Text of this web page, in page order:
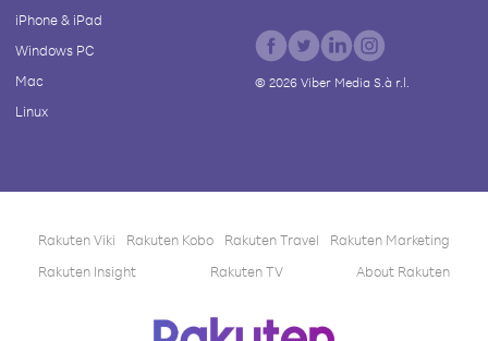
iPhone & iPad
Windows PC
Mac
Linux
© 2026Viber Media S.à r.l.
Rakuten Viki Rakuten Kobo Rakuten Travel
Rakuten Marketing
Rakuten Insight
Rakuten TV About Rakuten